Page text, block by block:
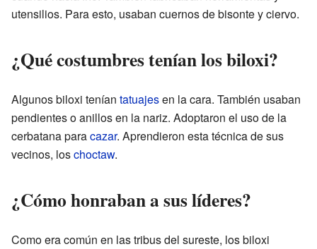
utensilios. Para esto, usaban cuernos de bisonte y ciervo.
¿Qué costumbres tenían los biloxi?
Algunos biloxi tenían tatuajesen la cara. También usaban
pendientes o anillos en la nariz. Adoptaron el uso de la
cerbatana paracazar. Aprendieron esta técnica de sus
vecinos, loschoctaw.
¿Cómo honraban a sus líderes?
Como era común en las tribus del sureste, los biloxi